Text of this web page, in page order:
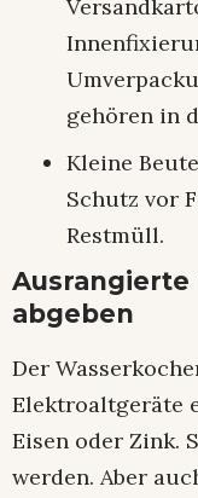
gehören in
Kleine
Schutz vor
Restmüll.
abgeben
Der
Elektroaltgeräte
Eisen oder Zink.
werden. Aber